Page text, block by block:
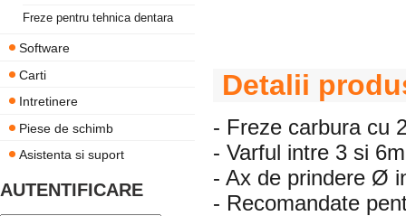
Freze pentru tehnica dentara
Software
Carti
Intretinere
Piese de schimb
Asistenta si suport
AUTENTIFICARE
Detalii
- Freze carbura cu
- Varful intre 3 si
- Ax de prindere Ø
- Recomandate